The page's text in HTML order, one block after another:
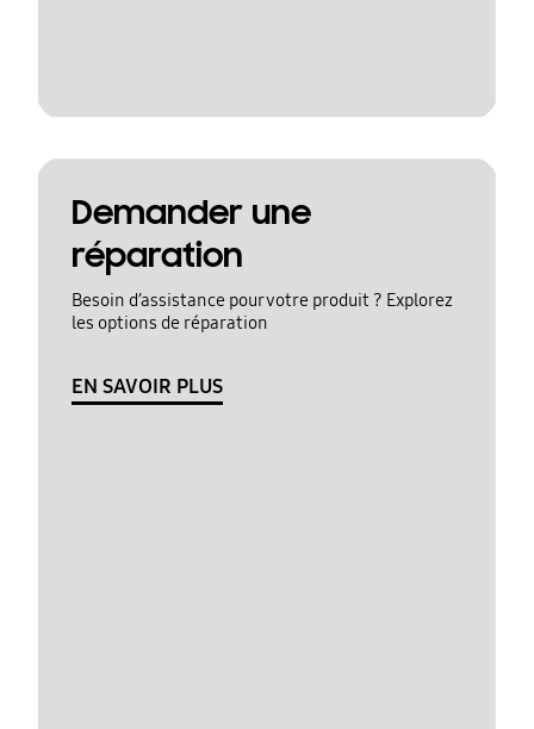
Demander une
réparation
Besoin d’assistance pour votre produit ? Explorez
les options de réparation
EN SAVOIR PLUS